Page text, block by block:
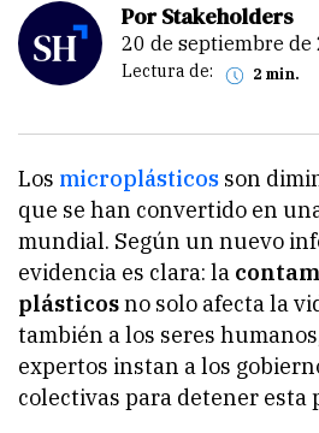
Por Stakeholders
20 de septiembre de
Lectura de: 2 min.
Los microplásticos son
que se han convertido en
mundial. Según un nuevo
evidencia es clara: la
plásticosno solo afecta la
también a los seres
expertos instan a los
colectivas para detener esta